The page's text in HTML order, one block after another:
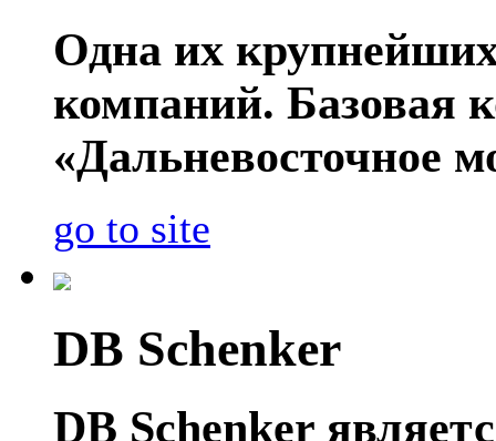
Одна их
компаний. Базовая
«Дальневосточное
go to site
DB Schenker
DB Schenker